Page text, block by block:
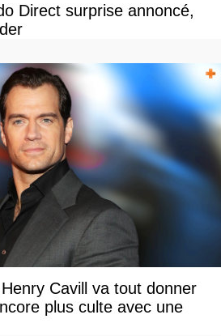
Direct surprise annoncé,
Cavill va tout donner
plus culte avec une